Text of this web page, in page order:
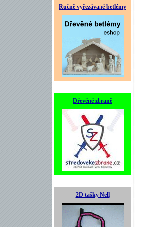
Ručně vyřezávané betlémy
Dřevěné zbraně
2D tašky Nell